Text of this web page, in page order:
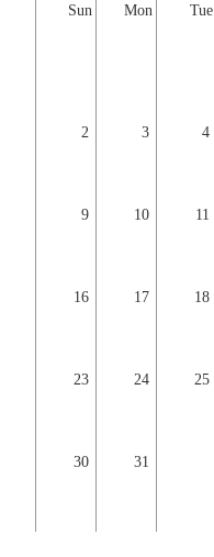
Sun Mon Tue
2 3 4
9 10 11
16 17 18
23 24 25
30 31